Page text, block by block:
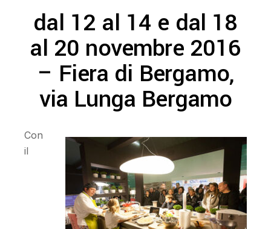
dal 12 al 14 e dal 18
al 20 novembre 2016
– Fiera di Bergamo,
via Lunga Bergamo
Con
il